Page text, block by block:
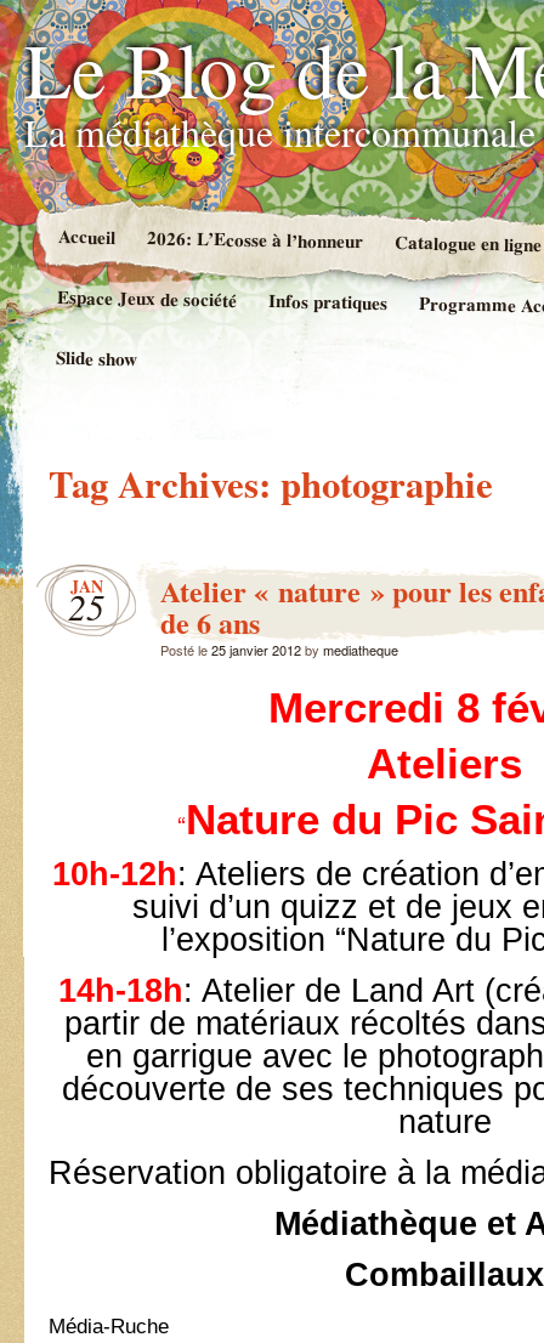
Le Blog de la
La médiathèque
Accueil 2026: L’Ecosse à l’honneur Catalogue en
Espace Jeux de société Infos pratiques Programme
Slide show
Tag Archives: photographie
JAN
25 Atelier « nature » pour les
de 6 ans
Posté le25 janvier 2012by mediatheque
Mercredi 8
Ateliers
“Nature du Pic
10h-12h: Ateliers de création
suivi d’un quizz et de jeux
l’exposition “Nature du
14h-18h: Atelier de Land Art
partir de matériaux récoltés
en garrigue avec le
découverte de ses techniques
nature
Réservation obligatoire à la
Médiathèque et
Combaillaux
Média-Ruche